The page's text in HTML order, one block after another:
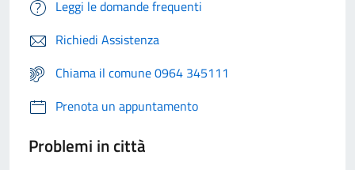
Leggi le domande frequenti
Richiedi Assistenza
Chiama il comune 0964 345111
Prenota un appuntamento
Problemi in città